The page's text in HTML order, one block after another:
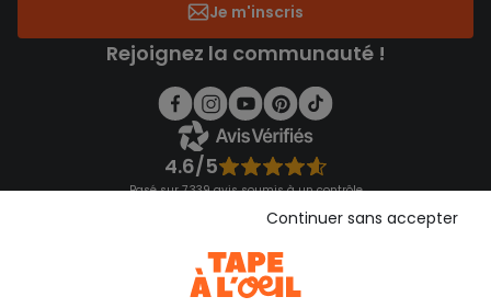
Je m'inscris
Rejoignez la communauté !
4.6/5
Basé sur 7 339 avis soumis à un contrôle
Consulter les CGUContinuer sans accepter